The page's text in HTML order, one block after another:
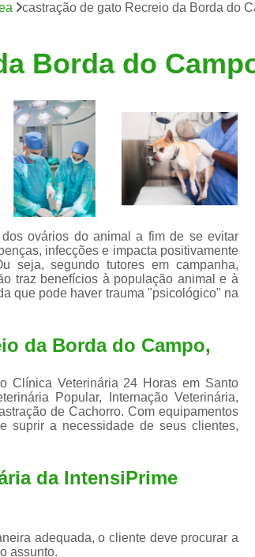
Clínica Veterinária Especializada em Cães
Clínica Veterinária Santo André
Consulta de
Consulta Médica
Consulta Médica Veterinária para
Consulta para
Consulta para Animais Silvestres São
Consulta para Silvestres
Consulta Veterinária para Silvestres
Exame de Ultrassom para
Exame para Animais Santo André
Internação para Animais de Estimação
Internação Veterinária Santo André
castração de gato Recreio da Borda do
Borda do
ovários do animal a fim de se evitar
infecções e impacta positivamente
seja, segundo tutores em campanha,
traz benefícios à população animal e à
que pode haver trauma "psicológico" na
da Borda do Campo,
Clínica Veterinária 24 Horas em Santo
Popular, Internação Veterinária,
de Cachorro. Com equipamentos
suprir a necessidade de seus clientes,
da IntensiPrime
adequada, o cliente deve procurar a
assunto.